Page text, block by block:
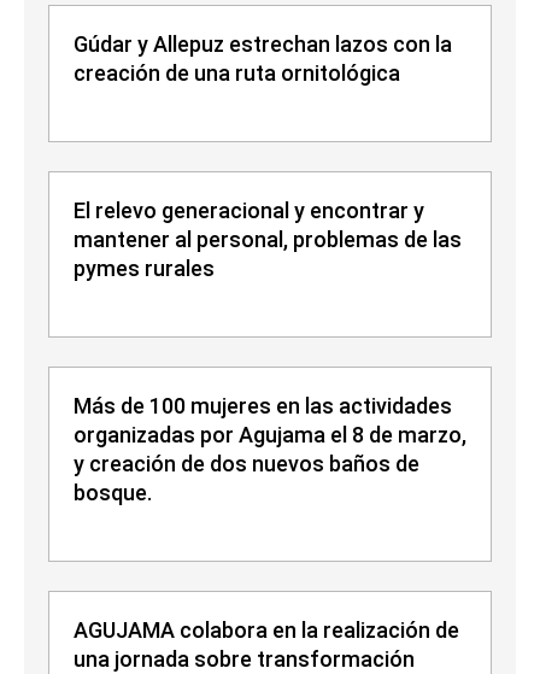
Gúdar y Allepuz estrechan lazos con la
creación de una ruta ornitológica
El relevo generacional y encontrar y
mantener al personal, problemas de las
pymes rurales
Más de 100 mujeres en las actividades
organizadas por Agujama el 8 de marzo,
y creación de dos nuevos baños de
bosque.
AGUJAMA colabora en la realización de
una jornada sobre transformación